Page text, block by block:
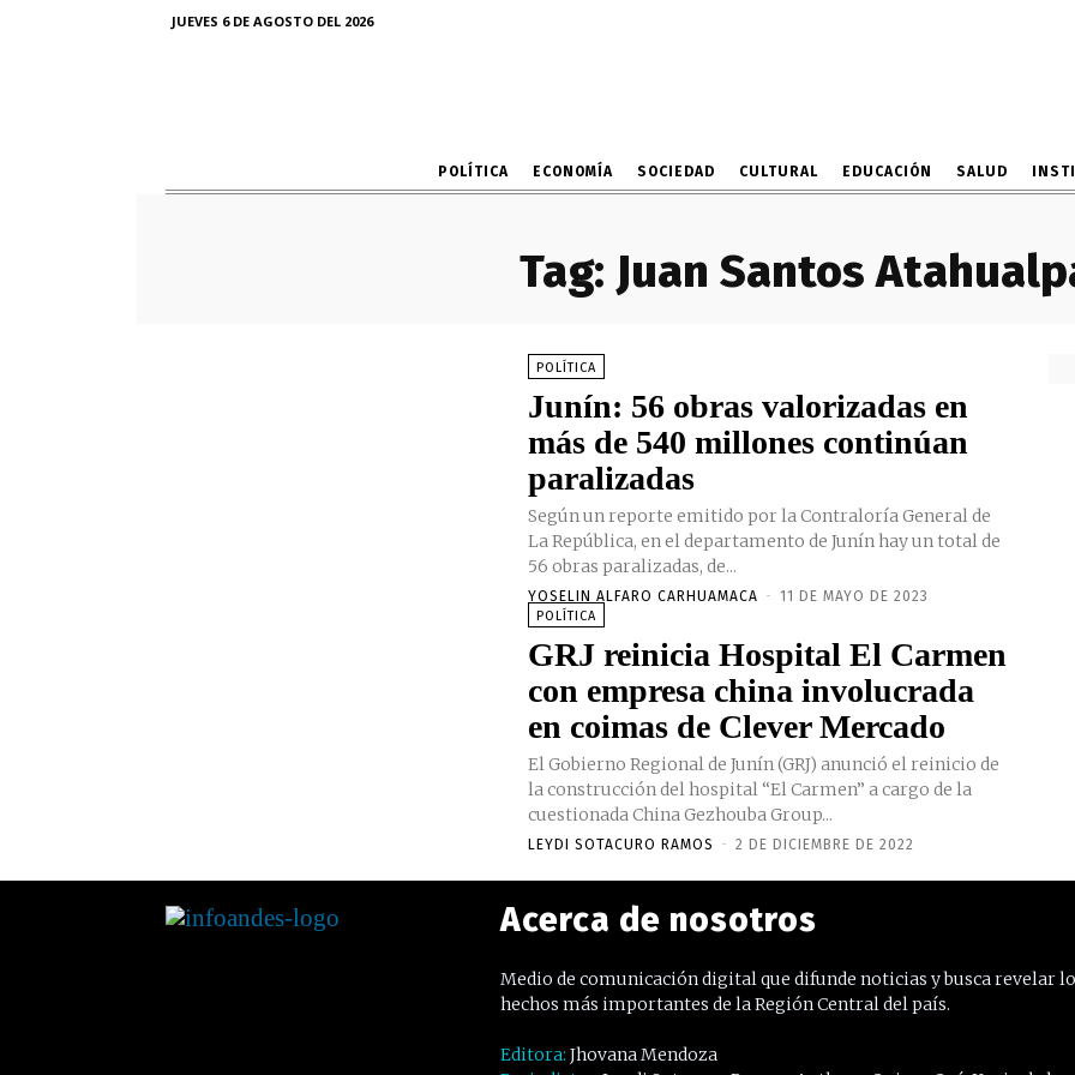
JUEVES 6 DE AGOSTO DEL 2026
POLÍTICA ECONOMÍA SOCIEDAD CULTURAL EDUCACIÓN SALUD
Tag: Juan Santos
POLÍTICA
Junín: 56 obras valorizadas en
más de 540 millones continúan
paralizadas
Según un reporte emitido por la Contraloría General de
La República, en el departamento de Junín hay un total de
56 obras paralizadas, de...
YOSELIN ALFARO CARHUAMACA - 11 DE MAYO DE 2023
POLÍTICA
GRJ reinicia Hospital El Carmen
con empresa china involucrada
en coimas de Clever Mercado
El Gobierno Regional de Junín (GRJ) anunció el reinicio de
la construcción del hospital “El Carmen” a cargo de la
cuestionada China Gezhouba Group...
LEYDI SOTACURO RAMOS - 2 DE DICIEMBRE DE 2022
Acerca de nosotros
Medio de comunicación digital que difunde noticias y busca revelar
hechos más importantes de la Región Central del país.
Editora: Jhovana Mendoza